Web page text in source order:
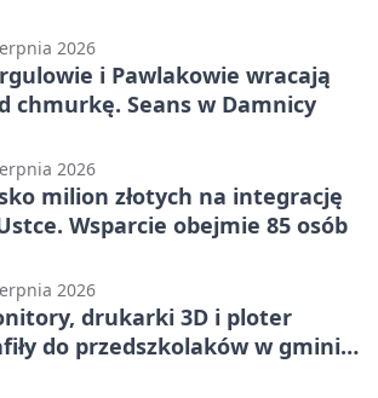
2026
i Pawlakowie wracają
chmurkę. Seans w Damnicy
2026
milion złotych na integrację
Wsparcie obejmie 85 osób
2026
drukarki 3D i ploter
do przedszkolaków w gminie